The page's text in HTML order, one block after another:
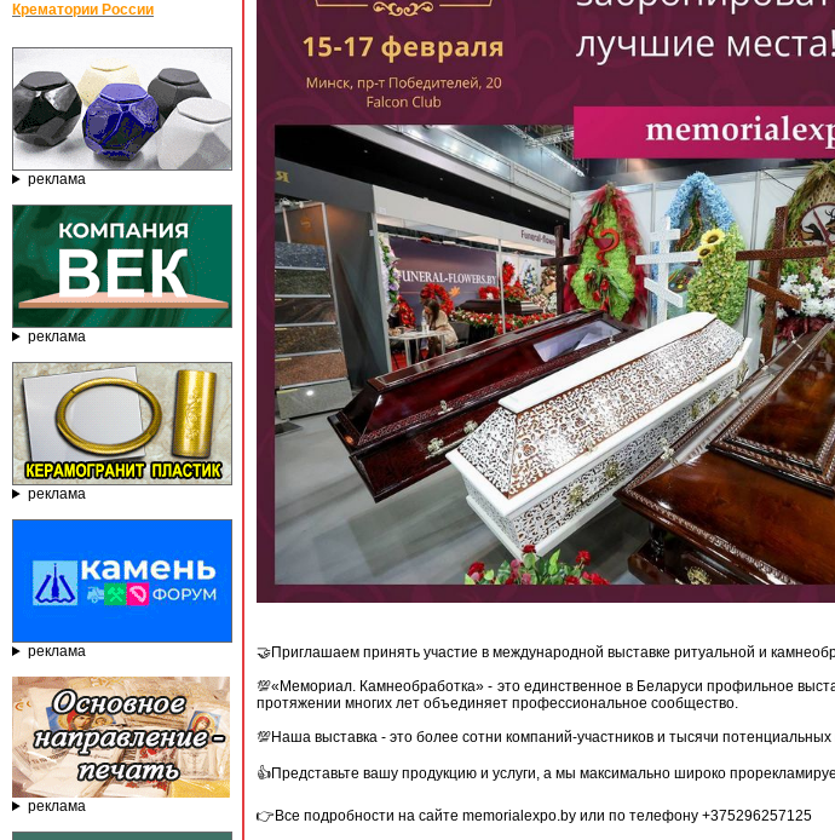
Крематории России
реклама
реклама
реклама
реклама
реклама
🤝Приглашаем принять участие в международной выставке ритуальной и
💯«Мемориал. Камнеобработка» - это единственное в Беларуси профильное
протяжении многих лет объединяет профессиональное сообщество.
💯Наша выставка - это более сотни компаний-участников и тысячи
👍Представьте вашу продукцию и услуги, а мы максимально широко
👉Все подробности на сайте memorialexpo.by или по телефону +375296257125